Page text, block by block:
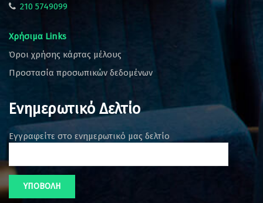
210 5749099
Χρήσιμα Links
Όροι χρήσης κάρτας μέλους
Προστασία προσωπικών δεδομένων
Ενημερωτικό Δελτίο
Εγγραφείτε στο ενημερωτικό μας δελτίο